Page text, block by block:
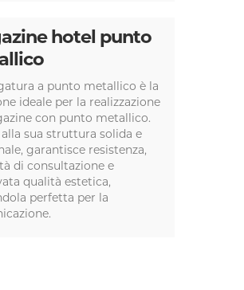
hotel punto
a punto metallico è la
ideale per la realizzazione
con punto metallico.
alla sua struttura solida e
garantisce resistenza,
di consultazione e
qualità estetica,
perfetta per la